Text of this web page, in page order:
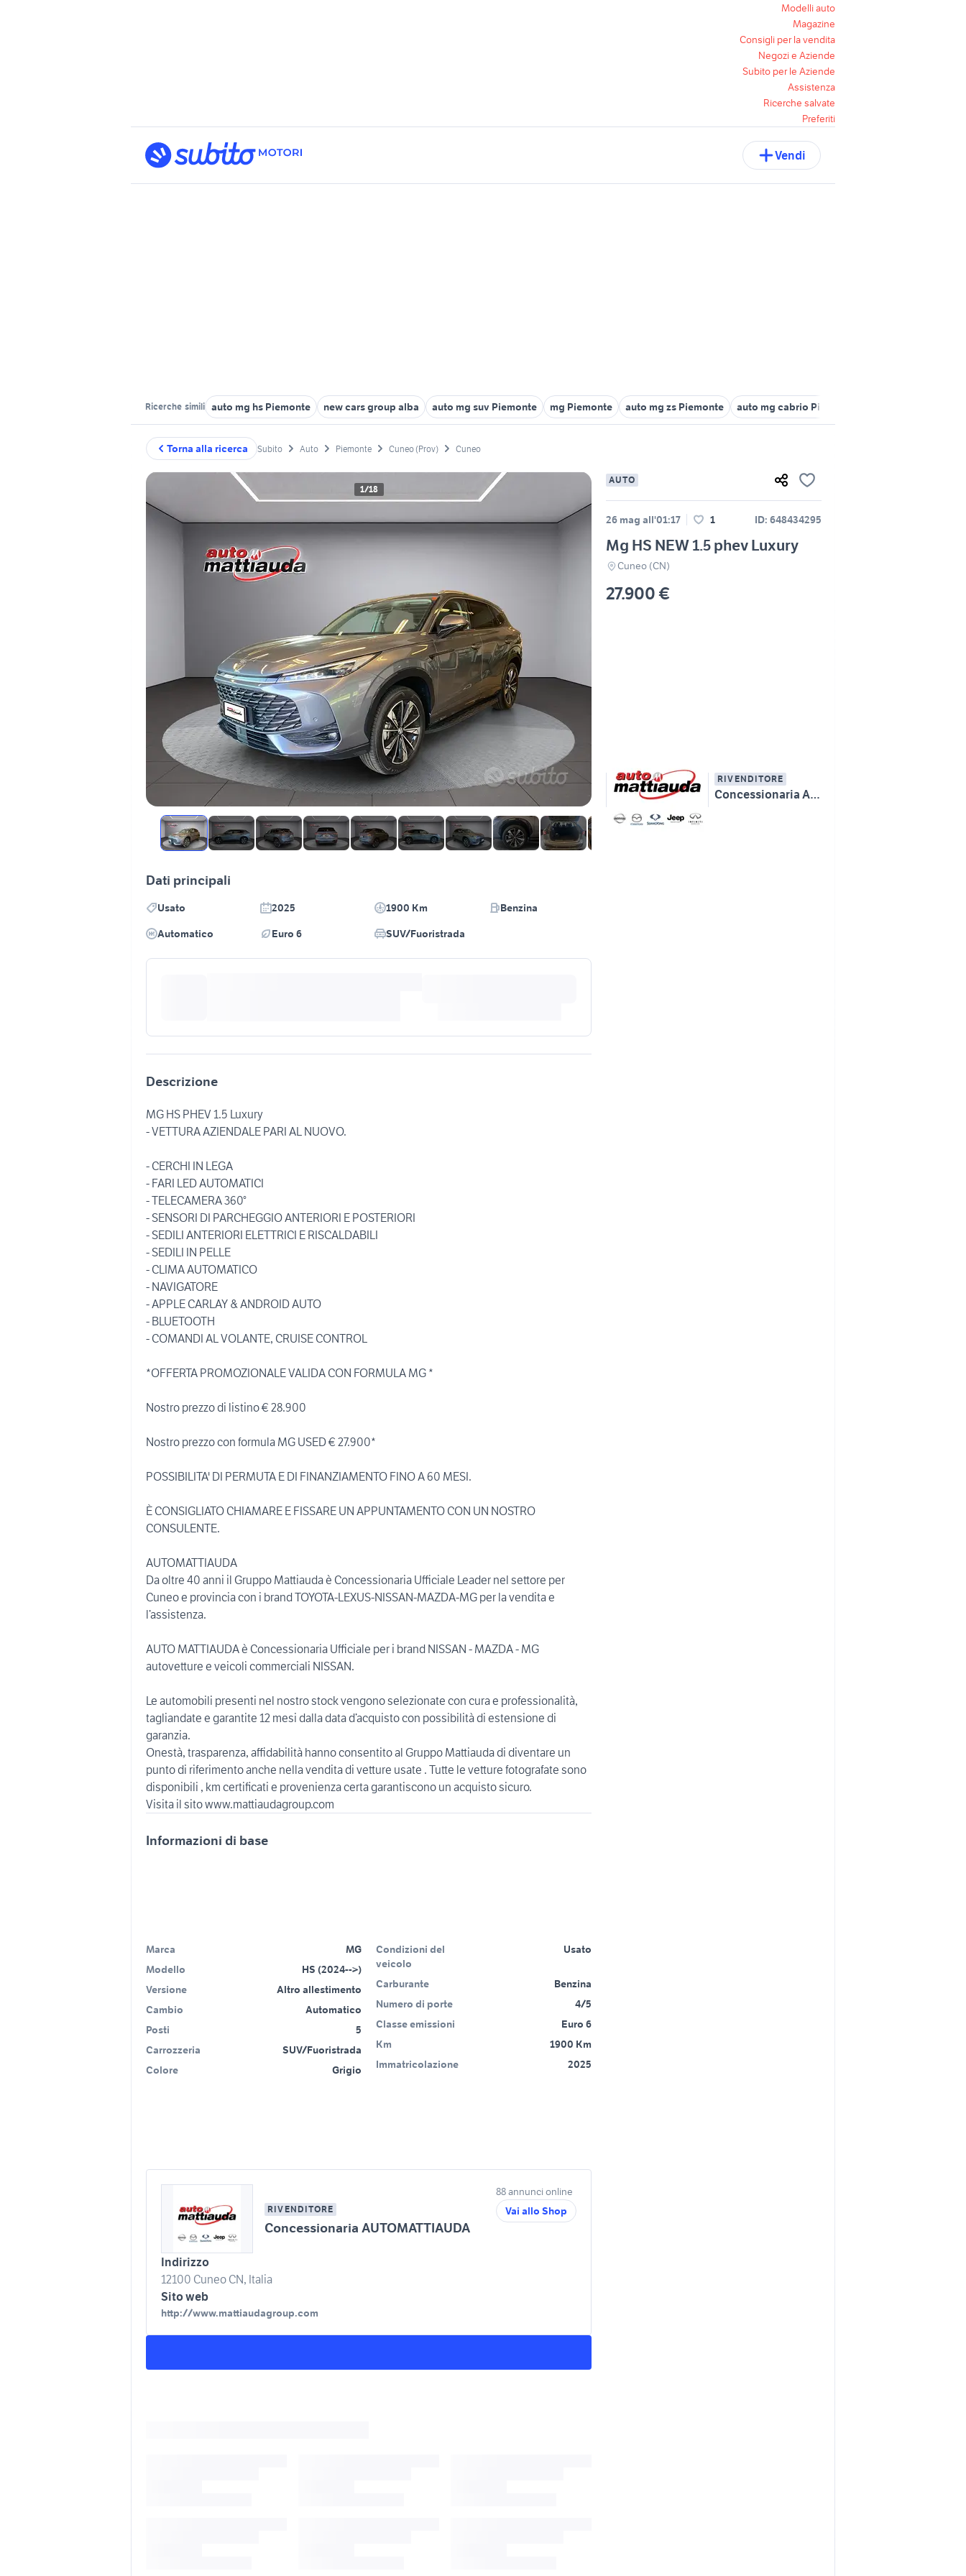
Modelli auto
Magazine
Consigli per la vendita
Negozi e Aziende
Subito per le Aziende
Assistenza
Ricerche salvate
Preferiti
Vendi
Ricerche simili auto mg hs Piemonte new cars group alba auto mg suv Piemonte mg Piemonte auto mg zs Piemonte auto mg cabrio Piemonte
Torna alla ricerca Subito Auto Piemonte Cuneo (Prov) Cuneo
1/18
AUTO
26 mag all'01:17 1 ID: 648434295
Mg HS NEW 1.5 phev Luxury
Cuneo (CN)
27.900 €
RIVENDITORE
Concessionaria AUTOMATTIAUDA
Dati principali
Usato 2025 1900 Km
Benzina
Automatico
Euro 6 SUV/Fuoristrada
Descrizione
MG HS PHEV 1.5 Luxury
- VETTURA AZIENDALE PARI AL NUOVO.
- CERCHI IN LEGA
- FARI LED AUTOMATICI
- TELECAMERA 360°
- SENSORI DI PARCHEGGIO ANTERIORI E POSTERIORI
- SEDILI ANTERIORI ELETTRICI E RISCALDABILI
- SEDILI IN PELLE
- CLIMA AUTOMATICO
- NAVIGATORE
- APPLE CARLAY & ANDROID AUTO
- BLUETOOTH
- COMANDI AL VOLANTE, CRUISE CONTROL
*OFFERTA PROMOZIONALE VALIDA CON FORMULA MG *
Nostro prezzo di listino € 28.900
Nostro prezzo con formula MG USED € 27.900*
POSSIBILITA' DI PERMUTA E DI FINANZIAMENTO FINO A 60 MESI.
È CONSIGLIATO CHIAMARE E FISSARE UN APPUNTAMENTO CON UN NOSTRO
CONSULENTE.
AUTOMATTIAUDA
Da oltre 40 anni il Gruppo Mattiauda è Concessionaria Ufficiale Leader nel settore per
Cuneo e provincia con i brand TOYOTA-LEXUS-NISSAN-MAZDA-MG per la vendita e
l’assistenza.
AUTO MATTIAUDA è Concessionaria Ufficiale per i brand NISSAN - MAZDA - MG
autovetture e veicoli commerciali NISSAN.
Le automobili presenti nel nostro stock vengono selezionate con cura e professionalità,
tagliandate e garantite 12 mesi dalla data d’acquisto con possibilità di estensione di
garanzia.
Onestà, trasparenza, affidabilità hanno consentito al Gruppo Mattiauda di diventare un
punto di riferimento anche nella vendita di vetture usate . Tutte le vetture fotografate sono
disponibili , km certificati e provenienza certa garantiscono un acquisto sicuro.
Visita il sito www.mattiaudagroup.com
Informazioni di base
Marca
MG
Modello
HS (2024-->)
Versione
Altro allestimento
Cambio
Automatico
Posti
5
Carrozzeria
SUV/Fuoristrada
Colore
Grigio
Condizioni del
veicolo
Usato
Carburante
Benzina
Numero di porte
4/5
Classe emissioni
Euro 6
Km
1900 Km
Immatricolazione
2025
RIVENDITORE
Concessionaria AUTOMATTIAUDA
Indirizzo
12100 Cuneo CN, Italia
Sito web
http://www.mattiaudagroup.com
88 annunci online
Vai allo Shop